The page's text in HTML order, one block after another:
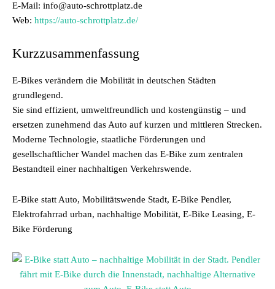
E-Mail: info@auto-schrottplatz.de
Web: https://auto-schrottplatz.de/
Kurzzusammenfassung
E-Bikes verändern die Mobilität in deutschen Städten
grundlegend.
Sie sind effizient, umweltfreundlich und kostengünstig – und
ersetzen zunehmend das Auto auf kurzen und mittleren Strecken.
Moderne Technologie, staatliche Förderungen und
gesellschaftlicher Wandel machen das E-Bike zum zentralen
Bestandteil einer nachhaltigen Verkehrswende.
E-Bike statt Auto, Mobilitätswende Stadt, E-Bike Pendler,
Elektrofahrrad urban, nachhaltige Mobilität, E-Bike Leasing, E-
Bike Förderung